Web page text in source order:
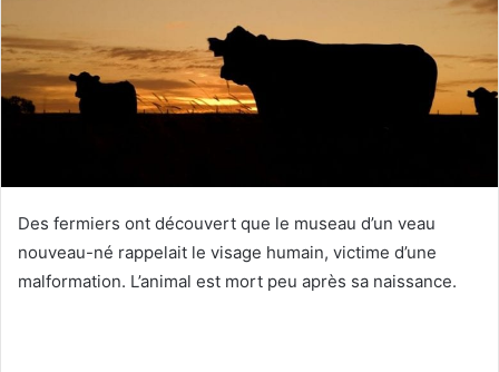
Des fermiers ont découvert que le museau d’un veau
nouveau-né rappelait le visage humain, victime d’une
malformation. L’animal est mort peu après sa naissance.